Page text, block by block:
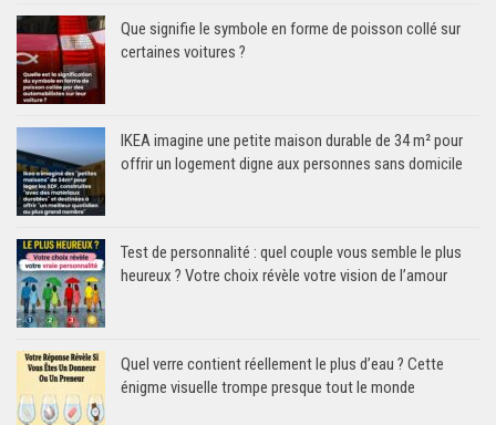
Que signifie le symbole en forme de poisson collé sur
certaines voitures ?
IKEA imagine une petite maison durable de 34 m² pour
offrir un logement digne aux personnes sans domicile
Test de personnalité : quel couple vous semble le plus
heureux ? Votre choix révèle votre vision de l’amour
Quel verre contient réellement le plus d’eau ? Cette
énigme visuelle trompe presque tout le monde